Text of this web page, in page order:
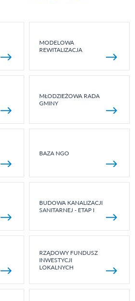
MODELOWA
REWITALIZACJA
MŁODZIEŻOWA RADA
GMINY
BAZA NGO
BUDOWA KANALIZACJI
SANITARNEJ - ETAP I
RZĄDOWY FUNDUSZ
INWESTYCJI
LOKALNYCH